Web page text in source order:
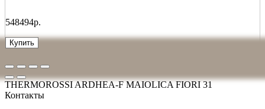
548494р.
Купить
THERMOROSSI ARDHEA-F MAIOLICA FIORI 31
Контакты